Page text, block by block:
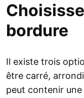
bordure
Il existe trois
être carré,
peut contenir